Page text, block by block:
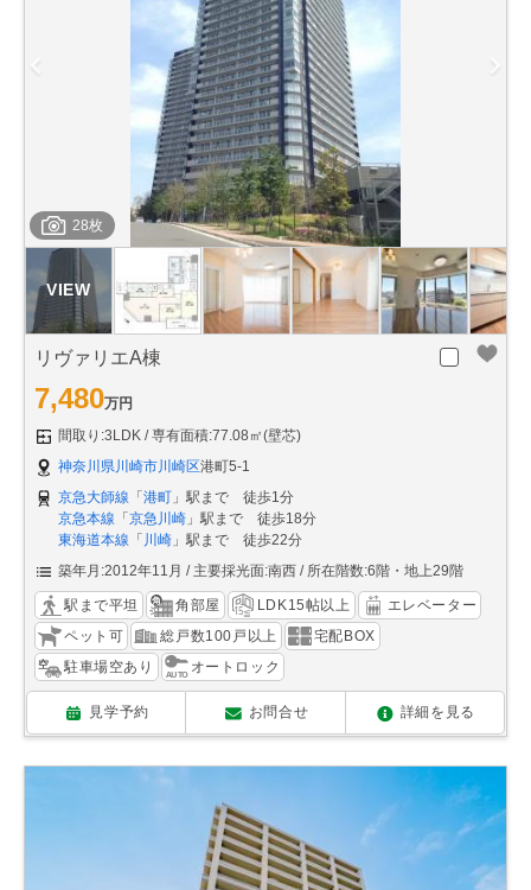
28枚
リヴァリエA棟
7,480万円
間取り:3LDK
専有面積:77.08㎡(壁芯)
神奈川県川崎市川崎区港町5-1
京急大師線 「 港町 」駅まで 徒歩1分
京急本線 「 京急川崎 」駅まで 徒歩18分
東海道本線 「 川崎 」駅まで 徒歩22分
築年月:2012年11月
主要採光面:南西 所在階数:6階・地上29階
駅まで平坦 角部屋 LDK15帖以上
エレベーター
ペット可
総戸数100戸以上
宅配BOX
駐車場空あり
オートロック
見学予約 お問合せ 詳細を見る